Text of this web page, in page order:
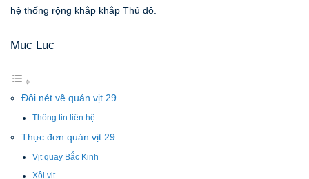
hệ thống rộng khắp khắp Thủ đô.
Mục Lục
Đôi nét về quán vịt 29
Thông tin liên hệ
Thực đơn quán vịt 29
Vịt quay Bắc Kinh
Xôi vịt